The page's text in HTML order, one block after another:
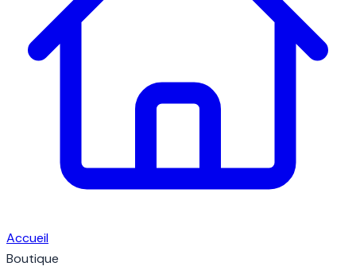
Accueil
Boutique